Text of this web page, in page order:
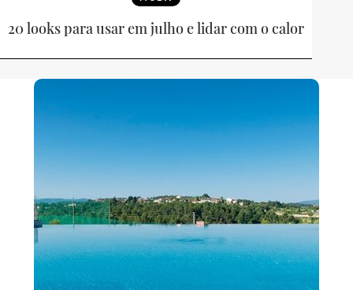
20 looks para usar em julho e lidar com o calor